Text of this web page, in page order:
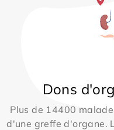
Dons
Plus de 14400
d'une greffe d'organe.